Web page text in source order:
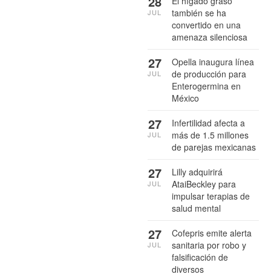
también se ha
convertido en una
amenaza silenciosa
JUL
Opella inaugura línea
de producción para
Enterogermina en
México
27
JUL
Infertilidad afecta a
más de 1.5 millones
de parejas mexicanas
27
JUL
Lilly adquirirá
AtaiBeckley para
impulsar terapias de
salud mental
27
JUL
Cofepris emite alerta
sanitaria por robo y
falsificación de
diversos
27
JUL